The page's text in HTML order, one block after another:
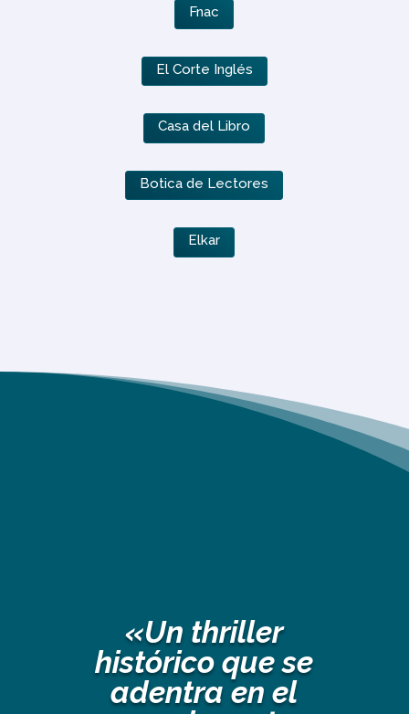
Fnac
El Corte Inglés
Casa del Libro
Botica de Lectores
Elkar
«Un thriller
histórico que se
adentra en el